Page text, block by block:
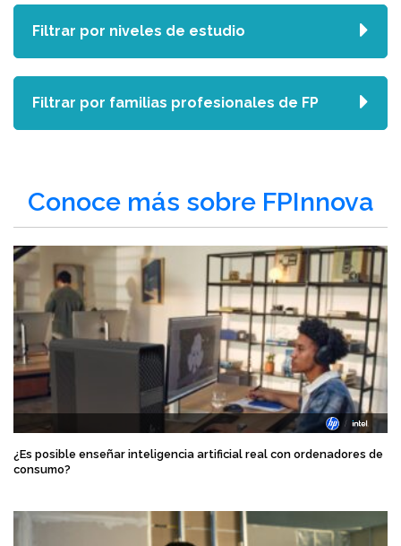
Conoce más sobre FPInnova
¿Es posible enseñar inteligencia artificial real con ordenadores de
consumo?
Filtrar por niveles de estudio
Filtrar por familias profesionales de FP